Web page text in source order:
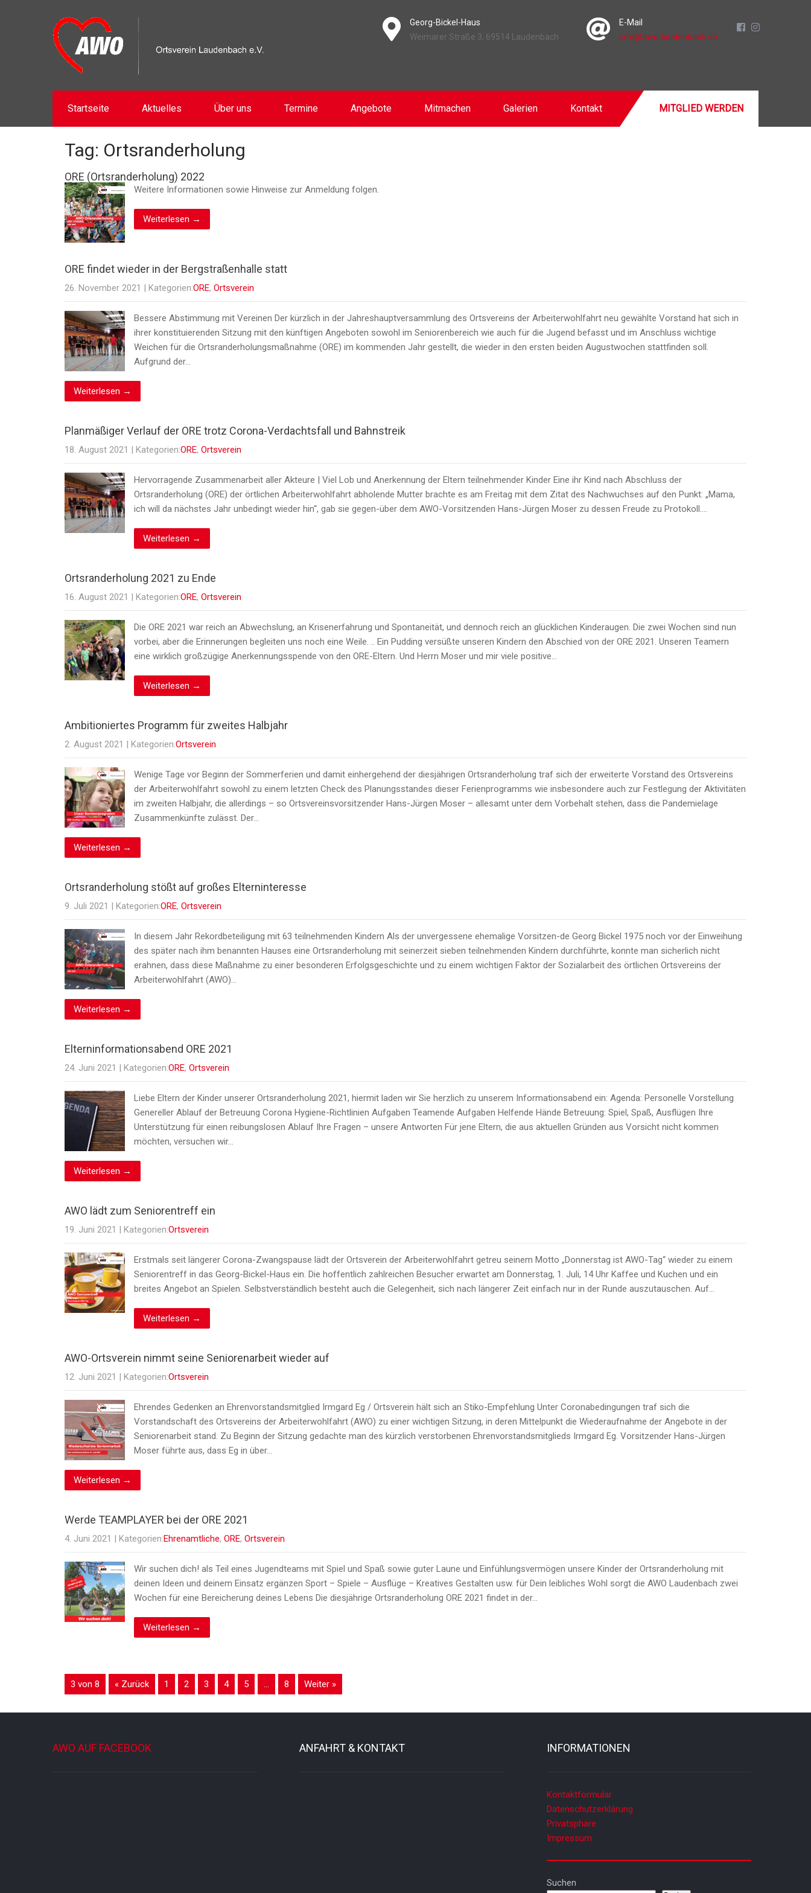
Georg-Bickel-Haus
Weimarer Straße 3, 69514 Laudenbach
E-Mail
info@awo-laudenbach.de
Startseite Aktuelles Über uns Termine Angebote Mitmachen Galerien Kontakt MITGLIED WERDEN
Tag: Ortsranderholung
ORE (Ortsranderholung) 2022
Weitere Informationen sowie Hinweise zur Anmeldung folgen.
Weiterlesen →
ORE findet wieder in der Bergstraßenhalle statt
26. November 2021 | Kategorien:ORE, Ortsverein
Bessere Abstimmung mit Vereinen Der kürzlich in der Jahreshauptversammlung des Ortsvereins der Arbeiterwohlfahrt neu gewählte Vorstand hat sich in
ihrer konstituierenden Sitzung mit den künftigen Angeboten sowohl im Seniorenbereich wie auch für die Jugend befasst und im Anschluss wichtige
Weichen für die Ortsranderholungsmaßnahme (ORE) im kommenden Jahr gestellt, die wieder in den ersten beiden Augustwochen stattfinden soll.
Aufgrund der…
Weiterlesen →
Planmäßiger Verlauf der ORE trotz Corona-Verdachtsfall und Bahnstreik
18. August 2021 | Kategorien:ORE, Ortsverein
Hervorragende Zusammenarbeit aller Akteure | Viel Lob und Anerkennung der Eltern teilnehmender Kinder Eine ihr Kind nach Abschluss der
Ortsranderholung (ORE) der örtlichen Arbeiterwohlfahrt abholende Mutter brachte es am Freitag mit dem Zitat des Nachwuchses auf den Punkt: „Mama,
ich will da nächstes Jahr unbedingt wieder hin“, gab sie gegen-über dem AWO-Vorsitzenden Hans-Jürgen Moser zu dessen Freude zu Protokoll….
Weiterlesen →
Ortsranderholung 2021 zu Ende
16. August 2021 | Kategorien:ORE, Ortsverein
Die ORE 2021 war reich an Abwechslung, an Krisenerfahrung und Spontaneität, und dennoch reich an glücklichen Kinderaugen. Die zwei Wochen sind nun
vorbei, aber die Erinnerungen begleiten uns noch eine Weile. .. Ein Pudding versüßte unseren Kindern den Abschied von der ORE 2021. Unseren Teamern
eine wirklich großzügige Anerkennungsspende von den ORE-Eltern. Und Herrn Moser und mir viele positive…
Weiterlesen →
Ambitioniertes Programm für zweites Halbjahr
2. August 2021 | Kategorien:Ortsverein
Wenige Tage vor Beginn der Sommerferien und damit einhergehend der diesjährigen Ortsranderholung traf sich der erweiterte Vorstand des Ortsvereins
der Arbeiterwohlfahrt sowohl zu einem letzten Check des Planungsstandes dieser Ferienprogramms wie insbesondere auch zur Festlegung der Aktivitäten
im zweiten Halbjahr, die allerdings – so Ortsvereinsvorsitzender Hans-Jürgen Moser – allesamt unter dem Vorbehalt stehen, dass die Pandemielage
Zusammenkünfte zulässt. Der…
Weiterlesen →
Ortsranderholung stößt auf großes Elterninteresse
9. Juli 2021 | Kategorien:ORE, Ortsverein
In diesem Jahr Rekordbeteiligung mit 63 teilnehmenden Kindern Als der unvergessene ehemalige Vorsitzen-de Georg Bickel 1975 noch vor der Einweihung
des später nach ihm benannten Hauses eine Ortsranderholung mit seinerzeit sieben teilnehmenden Kindern durchführte, konnte man sicherlich nicht
erahnen, dass diese Maßnahme zu einer besonderen Erfolgsgeschichte und zu einem wichtigen Faktor der Sozialarbeit des örtlichen Ortsvereins der
Arbeiterwohlfahrt (AWO)…
Weiterlesen →
Elterninformationsabend ORE 2021
24. Juni 2021 | Kategorien:ORE, Ortsverein
Liebe Eltern der Kinder unserer Ortsranderholung 2021, hiermit laden wir Sie herzlich zu unserem Informationsabend ein: Agenda: Personelle Vorstellung
Genereller Ablauf der Betreuung Corona Hygiene-Richtlinien Aufgaben Teamende Aufgaben Helfende Hände Betreuung: Spiel, Spaß, Ausflügen Ihre
Unterstützung für einen reibungslosen Ablauf Ihre Fragen – unsere Antworten Für jene Eltern, die aus aktuellen Gründen aus Vorsicht nicht kommen
möchten, versuchen wir…
Weiterlesen →
AWO lädt zum Seniorentreff ein
19. Juni 2021 | Kategorien:Ortsverein
Erstmals seit längerer Corona-Zwangspause lädt der Ortsverein der Arbeiterwohlfahrt getreu seinem Motto „Donnerstag ist AWO-Tag“ wieder zu einem
Seniorentreff in das Georg-Bickel-Haus ein. Die hoffentlich zahlreichen Besucher erwartet am Donnerstag, 1. Juli, 14 Uhr Kaffee und Kuchen und ein
breites Angebot an Spielen. Selbstverständlich besteht auch die Gelegenheit, sich nach längerer Zeit einfach nur in der Runde auszutauschen. Auf…
Weiterlesen →
AWO-Ortsverein nimmt seine Seniorenarbeit wieder auf
12. Juni 2021 | Kategorien:Ortsverein
Ehrendes Gedenken an Ehrenvorstandsmitglied Irmgard Eg / Ortsverein hält sich an Stiko-Empfehlung Unter Coronabedingungen traf sich die
Vorstandschaft des Ortsvereins der Arbeiterwohlfahrt (AWO) zu einer wichtigen Sitzung, in deren Mittelpunkt die Wiederaufnahme der Angebote in der
Seniorenarbeit stand. Zu Beginn der Sitzung gedachte man des kürzlich verstorbenen Ehrenvorstandsmitglieds Irmgard Eg. Vorsitzender Hans-Jürgen
Moser führte aus, dass Eg in über…
Weiterlesen →
Werde TEAMPLAYER bei der ORE 2021
4. Juni 2021 | Kategorien:Ehrenamtliche, ORE, Ortsverein
Wir suchen dich! als Teil eines Jugendteams mit Spiel und Spaß sowie guter Laune und Einfühlungsvermögen unsere Kinder der Ortsranderholung mit
deinen Ideen und deinem Einsatz ergänzen Sport – Spiele – Ausflüge – Kreatives Gestalten usw. für Dein leibliches Wohl sorgt die AWO Laudenbach zwei
Wochen für eine Bereicherung deines Lebens Die diesjährige Ortsranderholung ORE 2021 findet in der…
Weiterlesen →
3 von 8 « Zurück 1 2 3 4 5 … 8 Weiter »
AWO AUF FACEBOOK ANFAHRT & KONTAKT INFORMATIONEN
Kontaktformular
Datenschutzerklärung
Privatsphäre
Impressum
Suchen